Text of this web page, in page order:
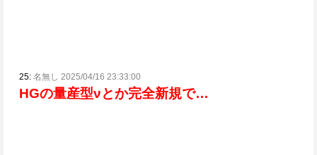
25: 名無し 2025/04/16 23:33:00
HGの量産型νとか完全新規で…